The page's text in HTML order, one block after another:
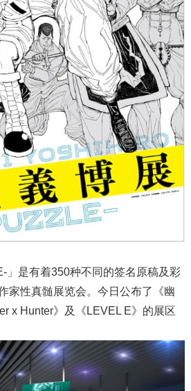
」是有着350种不同的签名原稿及彩
家性真髄展览会。今日公布了《幽
x Hunter》及《LEVEL E》的展区